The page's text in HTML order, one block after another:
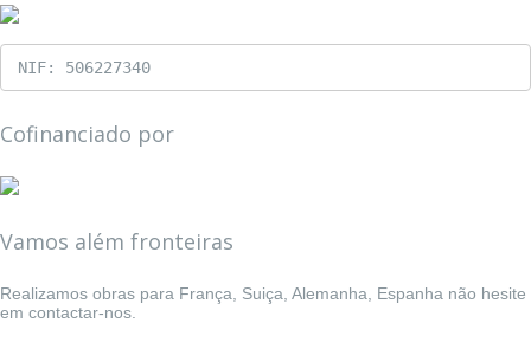
NIF: 506227340
Cofinanciado por
Vamos além fronteiras
Realizamos obras para França, Suiça, Alemanha, Espanha não hesite
em contactar-nos.